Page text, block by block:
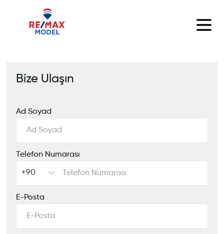
Bize Ulaşın
Ad Soyad
Telefon Numarası
+90
E-Posta